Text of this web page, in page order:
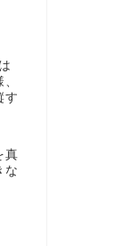
す
真
な